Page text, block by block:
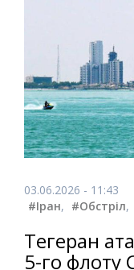
03.06.2026 - 11:43
#Іран, #Обстріл,
Тегеран
5-го флоту